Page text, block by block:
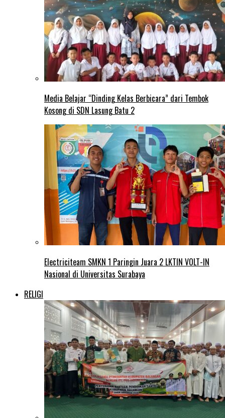
Media Belajar “Dinding Kelas Berbicara” dari Tembok
Kosong di SDN Lasung Batu 2
Electriciteam SMKN 1 Paringin Juara 2 LKTIN VOLT-IN
Nasional di Universitas Surabaya
RELIGI